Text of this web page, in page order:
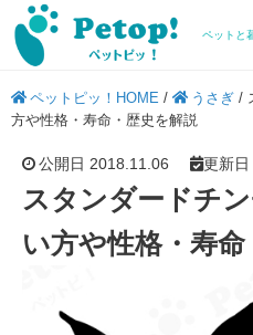
ペットと
ペットピッ！HOME / うさぎ /
方や性格・寿命・歴史を解説
公開日 2018.11.06 更新日
スタンダードチ
い方や性格・寿